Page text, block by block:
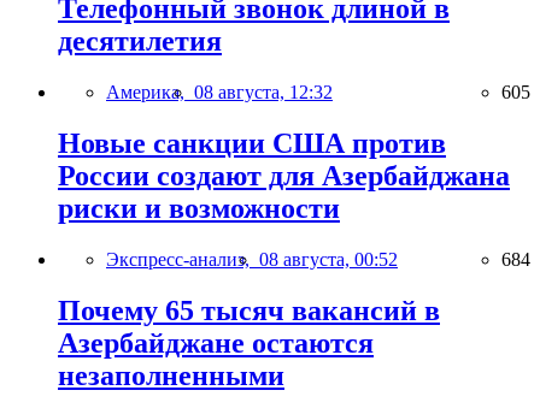
Телефонный звонок длиной в
десятилетия
Америка, 08 августа, 12:32 605
Новые санкции США против
России создают для Азербайджана
риски и возможности
Экспресс-анализ, 08 августа, 00:52 684
Почему 65 тысяч вакансий в
Азербайджане остаются
незаполненными